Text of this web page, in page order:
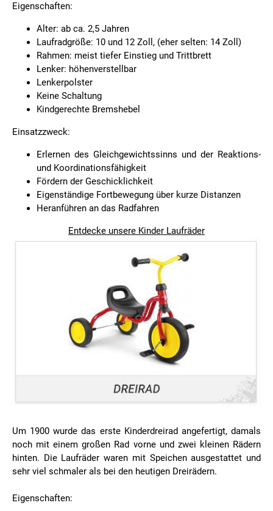
Eigenschaften:
Alter: ab ca. 2,5 Jahren
Laufradgröße: 10 und 12 Zoll, (eher selten: 14 Zoll)
Rahmen: meist tiefer Einstieg und Trittbrett
Lenker: höhenverstellbar
Lenkerpolster
Keine Schaltung
Kindgerechte Bremshebel
Einsatzzweck:
Erlernen des Gleichgewichtssinns und der Reaktions-
und Koordinationsfähigkeit
Fördern der Geschicklichkeit
Eigenständige Fortbewegung über kurze Distanzen
Heranführen an das Radfahren
Entdecke unsere Kinder Laufräder
Um 1900 wurde das erste Kinderdreirad angefertigt, damals
noch mit einem großen Rad vorne und zwei kleinen Rädern
hinten. Die Laufräder waren mit Speichen ausgestattet und
sehr viel schmaler als bei den heutigen Dreirädern.
Eigenschaften: